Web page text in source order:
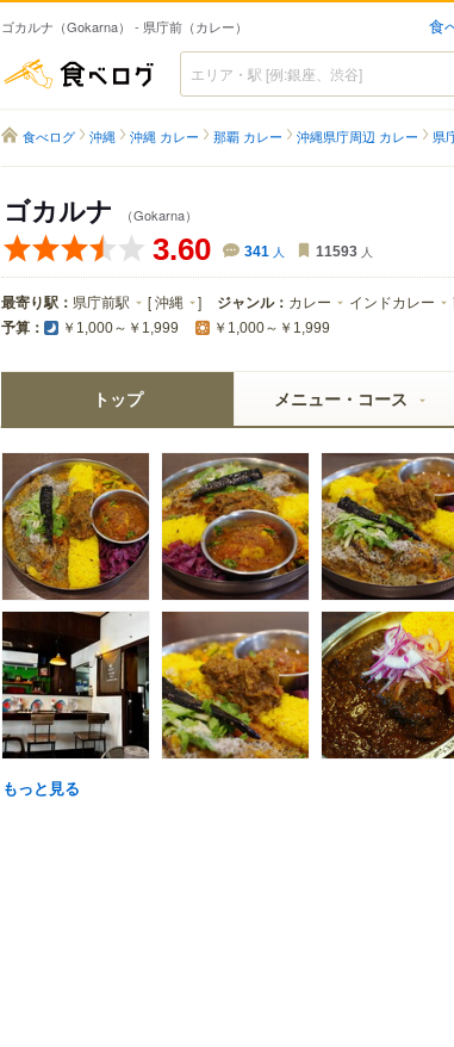
ゴカルナ（Gokarna） - 県庁前（カレー） 食
食べログ
食べログ 沖縄 沖縄 カレー 那覇 カレー 沖縄県庁周辺 カレー 県
ゴカルナ （Gokarna）
3.60 341 人 11593 人
最寄り駅： 県庁前駅 [沖縄 ] ジャンル： カレー インドカレー
予算： ￥1,000～￥1,999 ￥1,000～￥1,999
トップ メニュー・コース
もっと見る